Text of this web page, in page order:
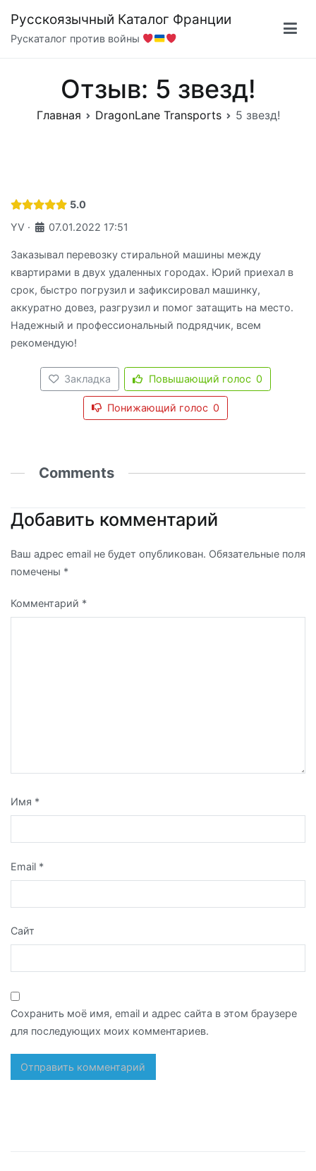
содержимому
Русскоязычный Каталог Франции
Рускаталог против войны
Отзыв: 5 звезд!
Главная DragonLane Transports 5 звезд!
5.0
YV · 07.01.2022 17:51
Заказывал перевозку стиральной машины между
квартирами в двух удаленных городах. Юрий приехал в
срок, быстро погрузил и зафиксировал машинку,
аккуратно довез, разгрузил и помог затащить на место.
Надежный и профессиональный подрядчик, всем
рекомендую!
Закладка Повышающий голос 0
Понижающий голос 0
Comments
Добавить комментарий
Ваш адрес email не будет опубликован. Обязательные поля
помечены *
Комментарий *
Имя *
Email *
Сайт
Сохранить моё имя, email и адрес сайта в этом браузере
для последующих моих комментариев.